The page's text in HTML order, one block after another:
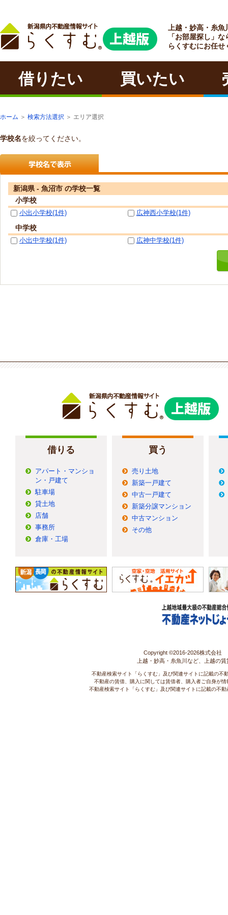
ラクチン
上越・妙高・糸魚
「お部屋探し」な
らくすむにお任せ
借りたい 買いたい
ホーム ＞ 検索方法選択 ＞ エリア選択
学校名を絞ってください。
新潟県 - 魚沼市 の学校一覧
小学校
小出小学校(1件) 広神西小学校(1件)
中学校
小出中学校(1件) 広神中学校(1件)
借りる
アパート・マンショ
ン・戸建て
駐車場
貸土地
店舗
事務所
倉庫・工場
買う
売り土地
新築一戸建て
中古一戸建て
新築分譲マンション
中古マンション
その他
Copyright ©2016-2026株式会社
上越・妙高・糸魚川など、上越の
不動産検索サイト「らくすむ」及び関連サイトに記載の不
不動産の賃借、購入に関しては賃借者、購入者ご自身が
不動産検索サイト「らくすむ」及び関連サイトに記載の不